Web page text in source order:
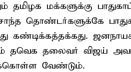
தமிழக மக்களுக்கு
தொண்டர்களுக்கே
கண்டிக்கத்தக்கது.
தவெக தலைவர் விஜய்
வேண்டும்.